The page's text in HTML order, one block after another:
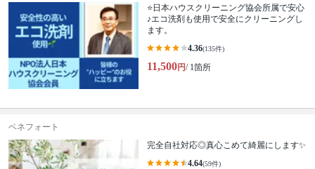
⭐️日本ハウスクリーニング協会所属で安心
♪エコ洗剤も使用で安全にクリーニングし
ます。
4.36(135件)
11,500円/ 1箇所
ベネフォート
完全自社対応◎真心こめて綺麗にします✨
4.64(59件)